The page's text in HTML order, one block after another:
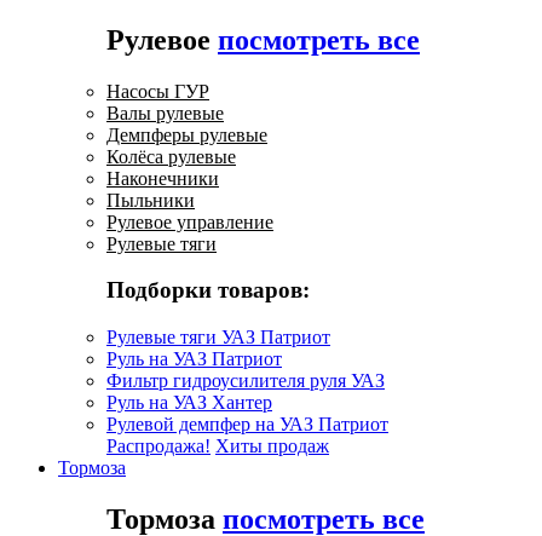
Рулевое посмотреть все
Насосы ГУР
Валы рулевые
Демпферы рулевые
Колёса рулевые
Наконечники
Пыльники
Рулевое управление
Рулевые тяги
Подборки товаров:
Рулевые тяги УАЗ Патриот
Руль на УАЗ Патриот
Фильтр гидроусилителя руля УАЗ
Руль на УАЗ Хантер
Рулевой демпфер на УАЗ Патриот
Распродажа! Хиты продаж
Тормоза
Тормоза посмотреть все